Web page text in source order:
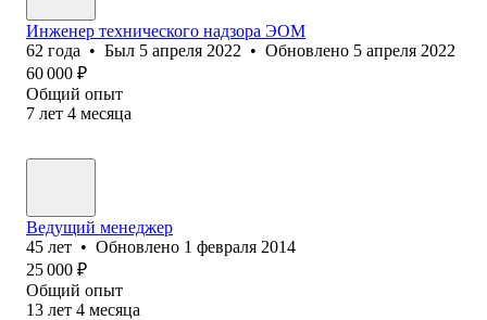
Инженер технического надзора ЭОМ
62 года • Был 5 апреля 2022 • Обновлено 5 апреля 2022
60 000 ₽
Общий опыт
7 лет 4 месяца
Ведущий менеджер
45 лет • Обновлено 1 февраля 2014
25 000 ₽
Общий опыт
13 лет 4 месяца